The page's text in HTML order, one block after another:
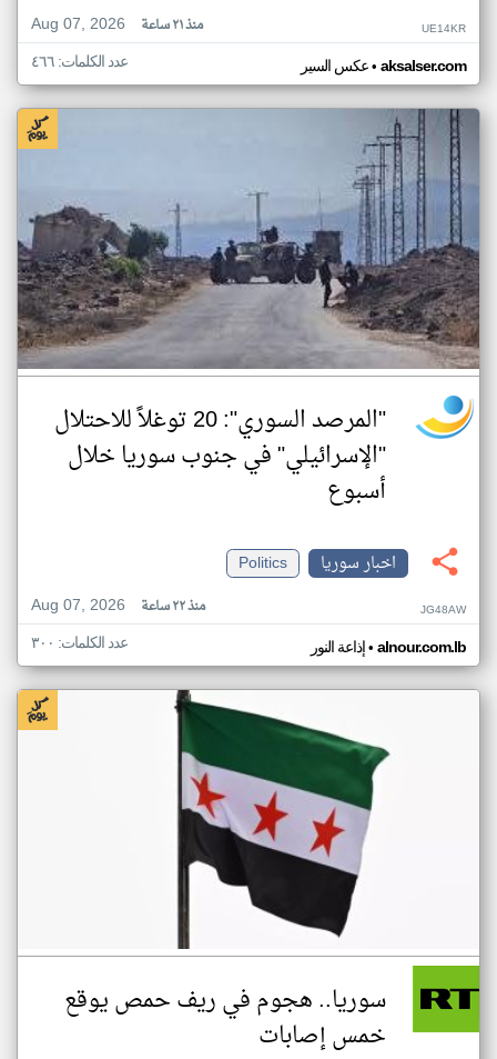
Aug 07, 2026 منذ ٢١ ساعة UE14KR
عكس السير• aksalser.com عدد الكلمات: ٤٦٦
"المرصد السوري": 20 توغلاً للاحتلال
"الإسرائيلي" في جنوب سوريا خلال
أسبوع
اخبار سوريا
Politics
Aug 07, 2026
منذ ٢٢ ساعة JG48AW
إذاعة النور• alnour.com.lb عدد الكلمات: ٣٠٠
سوريا.. هجوم في ريف حمص يوقع
خمس إصابات